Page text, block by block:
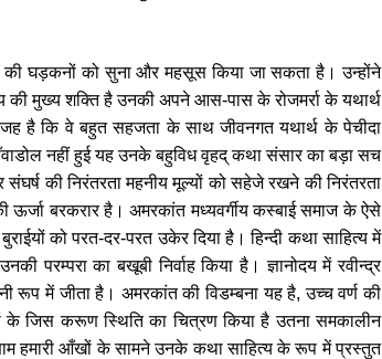
घड़कनों को सुना और महसूस किया जा सकता है। उन्होंने
की मुख्य शक्ति है उनकी अपने आस-पास के रोजमर्रा के यथार्थ
है कि वे बहुत सहजता के साथ जीवनगत यथार्थ के पेचीदा
नहीं हुई यह उनके बहुविध वृहद् कथा संसार का बड़ा सच
की निरंतरता महनीय मूल्यों को सहेजे रखने की निरंतरता
बरकरार है। अमरकांत मध्यवर्गीय कस्बाई समाज के ऐसे
को परत-दर-परत उकेर दिया है। हिन्दी कथा साहित्य में
का बखूबी निर्वाह किया है। ज्ञानोदय में रवीन्द्र
रूप में जीता है। अमरकांत की विडम्बना यह है, उच्च वर्ण की
के जिस करूण स्थिति का चित्रण किया है उतना समकालीन
हमारी आँखों के सामने उनके कथा साहित्य के रूप में प्रस्तुत